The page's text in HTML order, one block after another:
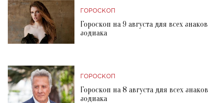
ГОРОСКОП
Гороскоп на 9 августа для всех знаков
зодиака
ГОРОСКОП
Гороскоп на 8 августа для всех знаков
зодиака